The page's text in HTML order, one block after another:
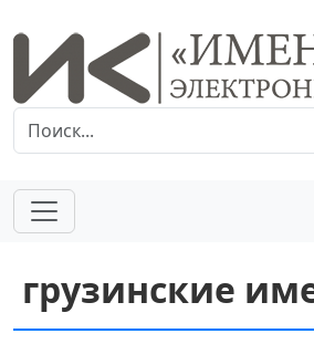
грузинские